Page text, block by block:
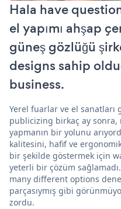
Hala have
el yapımı ahşap
güneş gözlüğü
designs sahip
business.
Yerel fuarlar ve el
publicizing birkaç ay sonra,
yapmanın bir yolunu
kalitesini, hafif ve
bir şekilde göstermek için
yeterli bir çözüm
many different options
parçasıymış gibi
zordu.